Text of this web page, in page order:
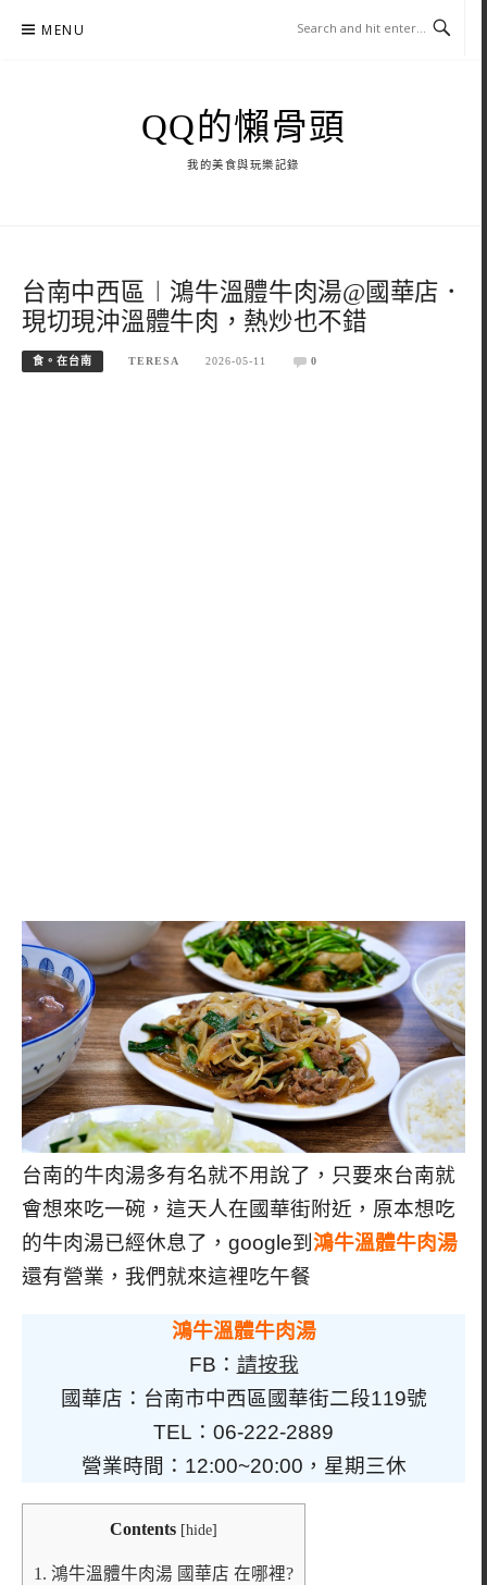
MENU
QQ的懶骨頭
我的美食與玩樂記錄
台南中西區︱鴻牛溫體牛肉湯@國華店．
現切現沖溫體牛肉，熱炒也不錯
食。在台南 TERESA 2026-05-11 0
台南的牛肉湯多有名就不用說了，只要來台南就
會想來吃一碗，這天人在國華街附近，原本想吃
的牛肉湯已經休息了，google到 鴻牛溫體牛肉湯
還有營業，我們就來這裡吃午餐
鴻牛溫體牛肉湯
FB： 請按我
國華店：台南市中西區國華街二段119號
TEL：06-222-2889
營業時間：12:00~20:00，星期三休
Contents [hide]
1. 鴻牛溫體牛肉湯 國華店 在哪裡?